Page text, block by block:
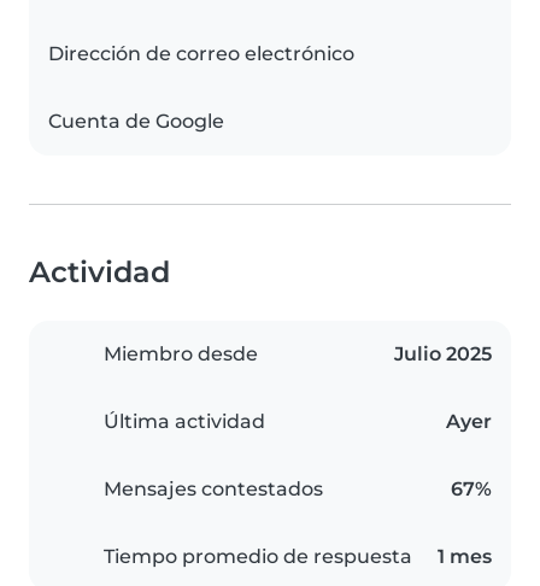
Dirección de correo electrónico
Cuenta de Google
Actividad
Miembro desde Julio 2025
Última actividad Ayer
Mensajes contestados 67%
Tiempo promedio de respuesta 1 mes